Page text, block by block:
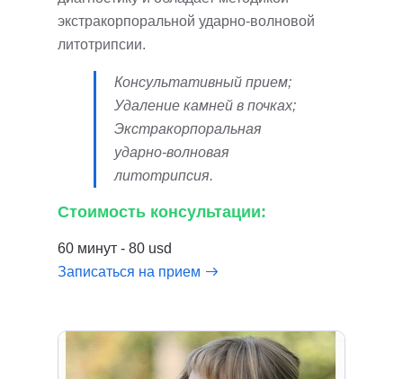
экстракорпоральной ударно-волновой
литотрипсии.
Консультативный прием;
Удаление камней в почках;
Экстракорпоральная
ударно-волновая
литотрипсия.
Стоимость консультации:
60 минут - 80 usd
Записаться на прием